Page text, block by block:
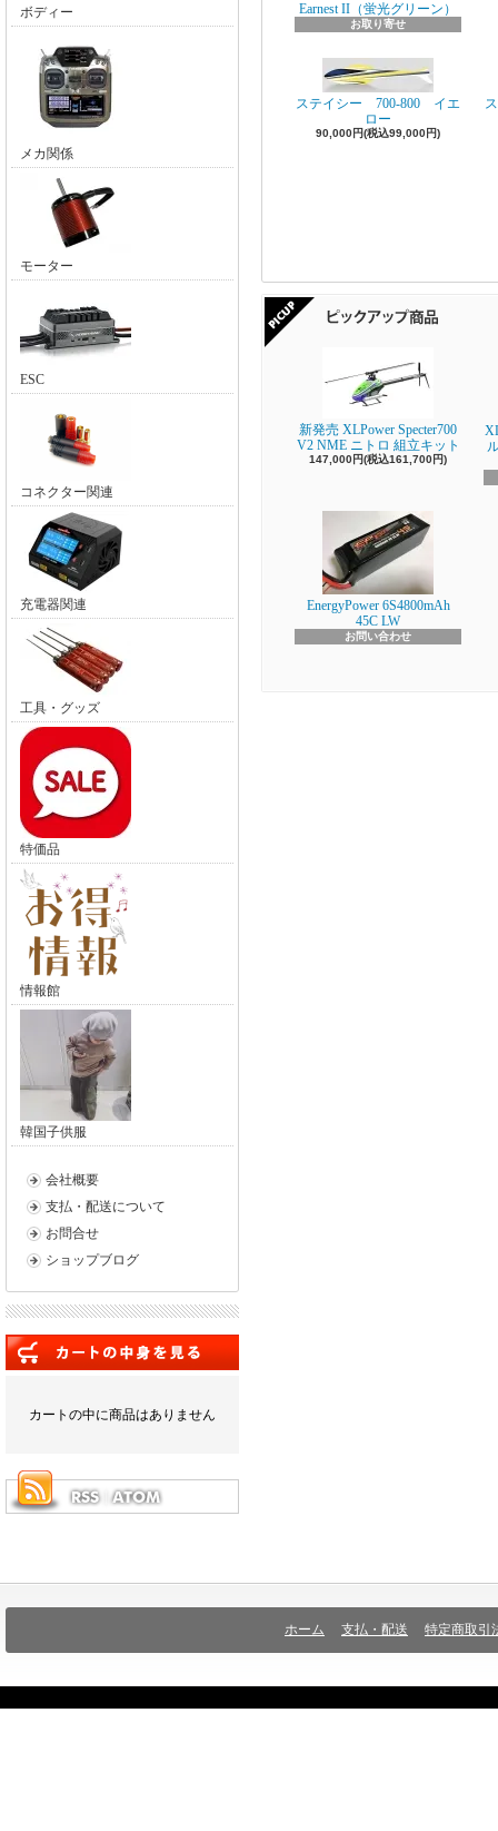
ボディー
メカ関係
モーター
ESC
コネクター関連
充電器関連
工具・グッズ
特価品
情報館
韓国子供服
会社概要
支払・配送について
お問合せ
ショップブログ
カートの中に商品はありません
Earnest II（蛍光グリーン）
お取り寄せ
ステイシー 700-800 イエ
ロー
90,000円(税込99,000円)
新発売 XLPower Specter700
V2 NME ニトロ 組立キット
147,000円(税込161,700円)
EnergyPower 6S4800mAh
45C LW
お問い合わせ
ホーム 支払・配送 特定商取引